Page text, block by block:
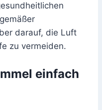
darauf, die Luft
zu vermeiden.
einfach